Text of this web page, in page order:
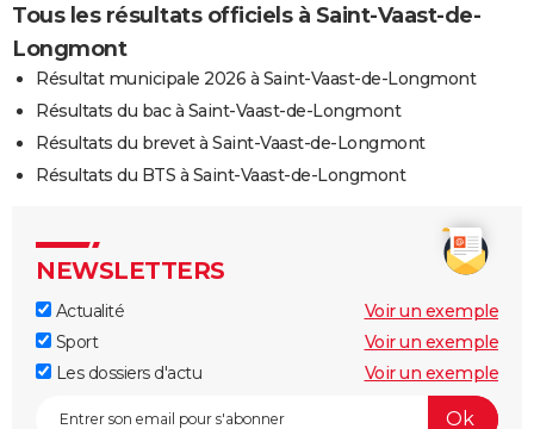
Tous les résultats officiels à Saint-Vaast-de-
Longmont
Résultat municipale 2026 à Saint-Vaast-de-Longmont
Résultats du bac à Saint-Vaast-de-Longmont
Résultats du brevet à Saint-Vaast-de-Longmont
Résultats du BTS à Saint-Vaast-de-Longmont
NEWSLETTERS
Actualité
Voir un exemple
Sport
Voir un exemple
Les dossiers d'actu
Voir un exemple